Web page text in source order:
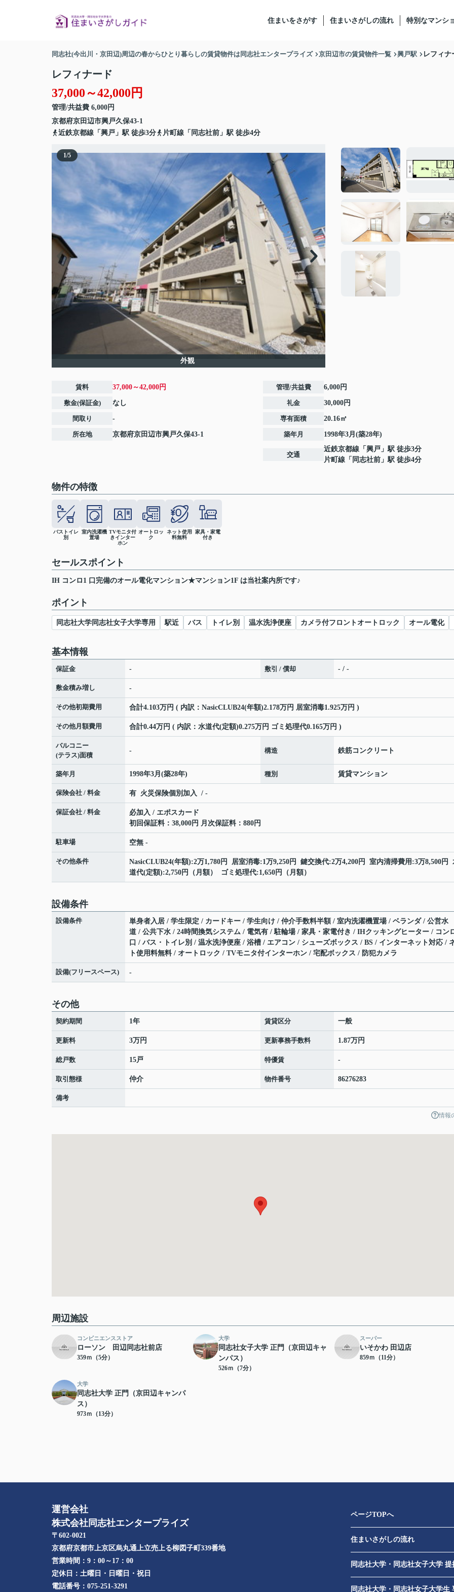
住まいをさがす 住まいさがしの流れ 特別なマンシ
同志社(今出川・京田辺)周辺の春からひとり暮らしの賃貸物件は同志社エンタープライズ 京田辺市の賃貸物件一覧 興戸駅 レフィナ
レフィナード
37,000～42,000円
管理/共益費 6,000円
京都府京田辺市興戸久保43-1
近鉄京都線 「 興戸 」駅 徒歩3分 片町線 「 同志社前 」駅 徒歩4分
1/5
外観
賃料 37,000～42,000円
敷金(保証金) なし
間取り -
所在地 京都府京田辺市興戸久保43-1
管理/共益費 6,000円
礼金 30,000円
専有面積 20.16㎡
築年月 1998年3月(築28年)
交通
近鉄京都線 「 興戸 」駅 徒歩3分
片町線 「 同志社前 」駅 徒歩4分
物件の特徴
バストイレ
別
室内洗濯機
置場
TVモニタ付
きインター
ホン
オートロッ
ク
ネット使用
料無料
家具・家電
付き
セールスポイント
IH コンロ1 口完備のオール電化マンション★マンション1F は当社案内所です♪
ポイント
同志社大学同志社女子大学専用 駅近 バス トイレ別 温水洗浄便座 カメラ付フロントオートロック オール電化
基本情報
保証金 - 敷引 / 償却 - / -
敷金積み増し -
その他初期費用 合計4.103万円 ( 内訳：NasicCLUB24(年額)2.178万円 居室消毒1.925万円 )
その他月額費用 合計0.44万円 ( 内訳：水道代(定額)0.275万円 ゴミ処理代0.165万円 )
バルコニー
(テラス)面積
- 構造 鉄筋コンクリート
築年月 1998年3月(築28年) 種別 賃貸マンション
保険会社 / 料金 有 火災保険個別加入 / -
保証会社 / 料金
必加入 / エポスカード
初回保証料：38,000円 月次保証料：880円
駐車場 空無 -
その他条件
NasicCLUB24(年額):2万1,780円 居室消毒:1万9,250円 鍵交換代:2万4,200円 室内清掃費用:3万8,500円
道代(定額):2,750円（月額） ゴミ処理代:1,650円（月額）
設備条件
設備条件
単身者入居 / 学生限定 / カードキー / 学生向け / 仲介手数料半額 / 室内洗濯機置場 / ベランダ / 公営水
道 / 公共下水 / 24時間換気システム / 電気有 / 駐輪場 / 家具・家電付き / IHクッキングヒーター / コン
口 / バス・トイレ別 / 温水洗浄便座 / 浴槽 / エアコン / シューズボックス / BS / インターネット対応 /
ト使用料無料 / オートロック / TVモニタ付インターホン / 宅配ボックス / 防犯カメラ
設備(フリースペース) -
その他
契約期間 1年 賃貸区分 一般
更新料 3万円 更新事務手数料 1.87万円
総戸数 15戸 特優賃 -
取引態様 仲介 物件番号 86276283
備考
情報
周辺施設
コンビニエンスストア
ローソン 田辺同志社前店
359ｍ（5分）
大学
同志社女子大学 正門（京田辺キャ
ンパス）
526ｍ（7分）
スーパー
いそかわ 田辺店
859ｍ（11分）
大学
同志社大学 正門（京田辺キャンパ
ス）
973ｍ（13分）
運営会社
株式会社同志社エンタープライズ
〒602-0021
京都府京都市上京区烏丸通上立売上る柳図子町339番地​​
営業時間： 9：00～17：00
定休日： 土曜日・日曜日・祝日
電話番号： 075-251-3291
ページTOPへ
住まいさがしの流れ
同志社大学・同志社女子大学
同志社大学・同志社女子大学生